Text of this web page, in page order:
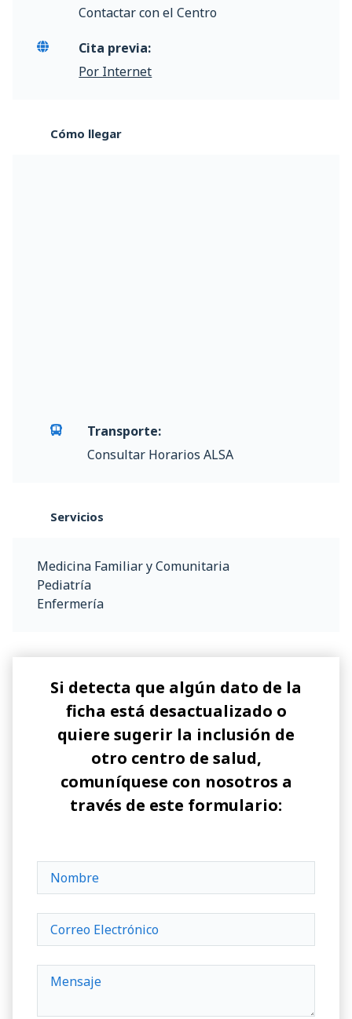
Contactar con el Centro
Cita previa:
Por Internet
Cómo llegar
Transporte:
Consultar Horarios ALSA
Servicios
Medicina Familiar y Comunitaria
Pediatría
Enfermería
Si detecta que algún dato de la
ficha está desactualizado o
quiere sugerir la inclusión de
otro centro de salud,
comuníquese con nosotros a
través de este formulario: